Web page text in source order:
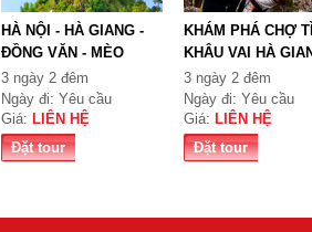
HÀ NỘI - HÀ GIANG -
ĐỒNG VĂN - MÈO
VẠC...
3 ngày 2 đêm
Ngày đi: Yêu cầu
Giá: LIÊN HỆ
Đặt tour
KHÁM PHÁ CHỢ
KHÂU VAI HÀ
3 ngày 2 đêm
Ngày đi: Yêu cầu
Giá: LIÊN HỆ
Đặt tour